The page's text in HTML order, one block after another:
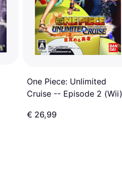
One Piece: Unlimited
Cruise -- Episode 2 (Wii)
€ 26,99